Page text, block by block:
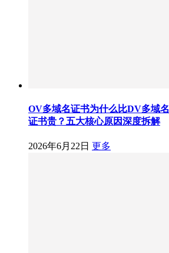
OV多域名证书为什么比DV多域名
证书贵？五大核心原因深度拆解
2026年6月22日 更多